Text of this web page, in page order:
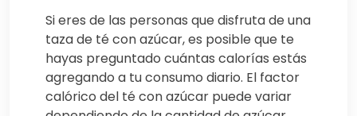
Si eres de las personas que disfruta de una
taza de té con azúcar, es posible que te
hayas preguntado cuántas calorías estás
agregando a tu consumo diario. El factor
calórico del té con azúcar puede variar